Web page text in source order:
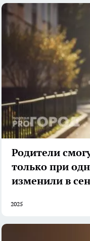
Родители
только при
изменили в
2025